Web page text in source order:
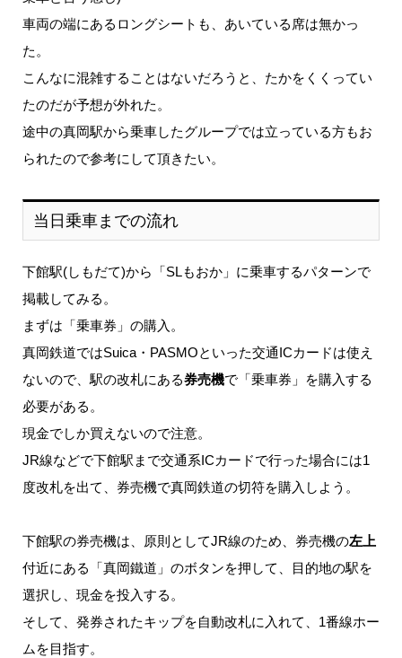
車両の端にあるロングシートも、あいている席は無かっ
た。
こんなに混雑することはないだろうと、たかをくくってい
たのだが予想が外れた。
途中の真岡駅から乗車したグループでは立っている方もお
られたので参考にして頂きたい。
当日乗車までの流れ
下館駅(しもだて)から「SLもおか」に乗車するパターンで
掲載してみる。
まずは「乗車券」の購入。
真岡鉄道ではSuica・PASMOといった交通ICカードは使え
ないので、駅の改札にある券売機で「乗車券」を購入する
必要がある。
現金でしか買えないので注意。
JR線などで下館駅まで交通系ICカードで行った場合には1
度改札を出て、券売機で真岡鉄道の切符を購入しよう。
下館駅の券売機は、原則としてJR線のため、券売機の左上
付近にある「真岡鐵道」のボタンを押して、目的地の駅を
選択し、現金を投入する。
そして、発券されたキップを自動改札に入れて、1番線ホー
ムを目指す。